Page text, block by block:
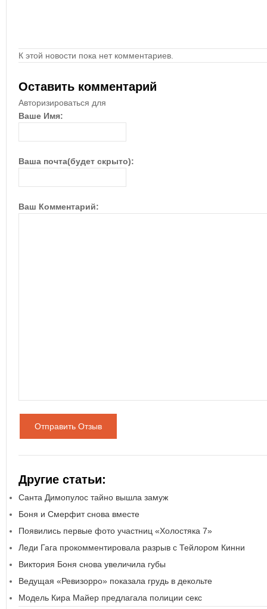
К этой новости пока нет комментариев.
Оставить комментарий
Авторизироваться для
Ваше Имя:
Ваша почта(будет скрыто):
Ваш Комментарий:
Отправить Отзыв
Другие статьи:
Санта Димопулос тайно вышла замуж
Боня и Смерфит снова вместе
Появились первые фото участниц «Холостяка 7»
Леди Гага прокомментировала разрыв с Тейлором Кинни
Виктория Боня снова увеличила губы
Ведущая «Ревизорро» показала грудь в декольте
Модель Кира Майер предлагала полиции секс